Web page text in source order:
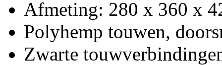
Afmeting: 280 x 360 x
Polyhemp touwen,
Zwarte